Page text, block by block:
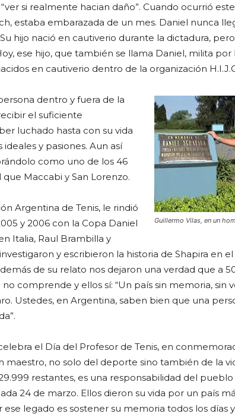
si realmente hacian daño”. Cuando ocurrió
estaba embarazada de un mes. Daniel nunca
hijo nació en cautiverio durante la dictadura,
ese hijo, que también se llama Daniel, milita
en cautiverio dentro de la organización
Guillermo Vilas, en un
dentro y fuera de la
el suficiente
luchado hasta con su vida
y pasiones. Aun así
como uno de los 46
que Maccabi y San Lorenzo.
Argentina de Tenis, le rindió
y 2006 con la Copa Daniel
Italia, Raul Brambilla y
y escribieron la historia de Shapira en
de su relato nos dejaron una verdad que a
comprende y ellos sí: “Un país sin memoria, sin
Ustedes, en Argentina, saben bien que una
el Día del Profesor de Tenis, en
maestro, no solo del deporte sino también de la
restantes, es una responsabilidad del
24 de marzo. Ellos dieron su vida por un país
ese legado es sostener su memoria todos los días